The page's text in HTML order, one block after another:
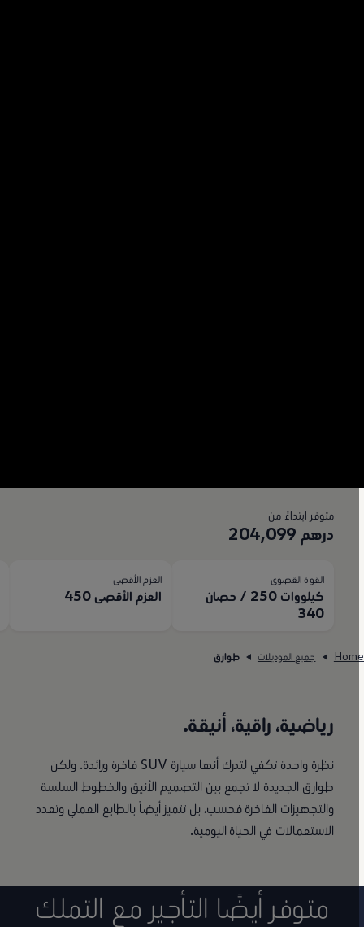
متوفر ابتداءً من
درهم 204,099
القوة القصوى
كيلووات 250 / حصان
340
العزم الأقصى
العزم الأقصى 450
جميع الموديلات طوارق
رياضية، راقية، أنيقة.
نظرة واحدة تكفي لتدرك أنها سيارة SUV فاخرة ورائدة. ولكن
طوارق الجديدة لا تجمع بين التصميم الأنيق والخطوط السلسة
والتجهيزات الفاخرة فحسب، بل تتميز أيضاً بالطابع العملي وتعدد
الاستعمالات في الحياة اليومية.
متوفر أيضًا التأجير مع التملك